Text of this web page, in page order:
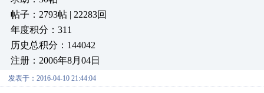
帖子：2793帖 | 22283回
年度积分：311
历史总积分：144042
注册：2006年8月04日
发表于：2016-04-10 21:44:04